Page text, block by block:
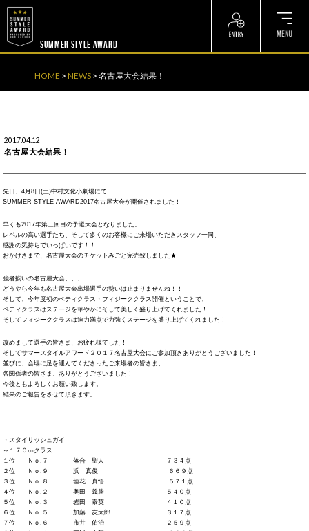
SUMMER STYLE AWARD
HOME > NEWS > 名古屋大会結果！
2017.04.12
名古屋大会結果！
先日、4月8日(土)中村文化小劇場にて
SUMMER STYLE AWARD2017名古屋大会が開催されました！
早くも2017年第三回目の予選大会となりました。
レベルの高い選手たち、そして多くのお客様にご来場いただきスタッフ一同、
感謝の気持ちでいっぱいです！！
おかげさまで、名古屋大会のチケットみごと完売致しました★
強者揃いの名古屋大会、、、
どうやら今年も名古屋大会出場選手の勢いは止まりませんね！！
そして、今年度初のベティクラス・フィジーククラス開催ということで、
ベティクラスはステージを華やかにそして美しく盛り上げてくれました！
そしてフィジーククラスは迫力満点で力強くステージを盛り上げてくれました！
改めまして選手の皆さま、お疲れ様でした！
そしてサマースタイルアワード２０１７名古屋大会にご参加頂きありがとうございました！
並びに、会場に足を運んでくださったご来場者の皆さま、
各関係者の皆さま、ありがとうございました！
今後ともよろしくお願い致します。
結果のご報告をさせて頂きます。
・スタイリッシュガイ
～１７０㎝クラス
１位 Ｎｏ.７ 落合 聖人 ７３４点
２位 Ｎｏ.９ 浜 真俊 ６６９点
３位 Ｎｏ.８ 垣花 真悟 ５７１点
４位 Ｎｏ.２ 奥田 義勝 ５４０点
５位 Ｎｏ.３ 岩田 泰英 ４１０点
６位 Ｎｏ.５ 加藤 友太郎 ３１７点
７位 Ｎｏ.６ 市井 佑治 ２５９点